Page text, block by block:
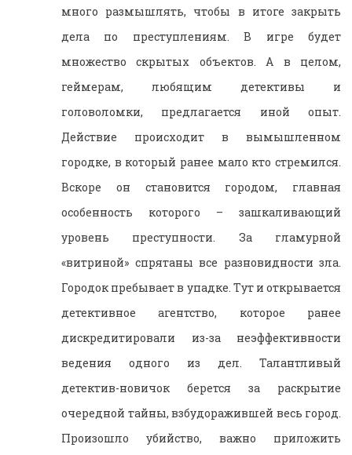
много размышлять, чтобы в итоге закрыть
дела по преступлениям. В игре будет
множество скрытых объектов. А в целом,
геймерам, любящим детективы и
головоломки, предлагается иной опыт.
Действие происходит в вымышленном
городке, в который ранее мало кто стремился.
Вскоре он становится городом, главная
особенность которого – зашкаливающий
уровень преступности. За гламурной
«витриной» спрятаны все разновидности зла.
Городок пребывает в упадке. Тут и открывается
детективное агентство, которое ранее
дискредитировали из-за неэффективности
ведения одного из дел. Талантливый
детектив-новичок берется за раскрытие
очередной тайны, взбудоражившей весь город.
Произошло убийство, важно приложить